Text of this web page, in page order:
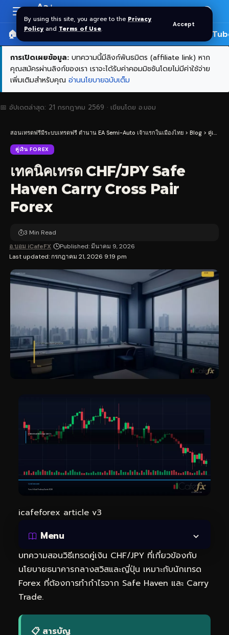
By using this site, you agree to the Privacy
Policy and Terms of Use.
Accept
Resizer
Aa
🏠 หน้าแรก ราคาทอง SPDR 🎬
การเปิดเผยข้อมูล: บทความนี้มีลิงก์พันธมิตร (affiliate link) หาก
คุณสมัครผ่านลิงก์ของเรา เราจะได้รับค่าคอมมิชชันโดยไม่มีค่าใช้จ่าย
เพิ่มเติมสำหรับคุณ อ่านนโยบายฉบับเต็ม
📅 อัปเดตล่าสุด: 21 กรกฎาคม 2569 · เขียนโดย อ.บอม
สอนเทรดฟรีมีระบบเทรดฟรี ตำนาน EA Semi-Auto เจ้าแรกในเมืองไทย > Blog > คู่เงิน Forex
คู่เงิน FOREX
เทคนิคเทรด CHF/JPY Safe
Haven Carry Cross Pair
Forex
Last updated: กรกฎาคม 21, 2026 9:19 pm
อ.บอม iCafeFX Published: มีนาคม 9, 2026
3 Min Read
icafeforex article v3
Menu
บทความสอนวิธีเทรดคู่เงิน CHF/JPY ที่เกี่ยวข้องกับ
นโยบายธนาคารกลางสวิสและญี่ปุ่น เหมาะกับนักเทรด
Forex ที่ต้องการทำกำไรจาก Safe Haven และ Carry
Trade.
📋 สารบัญ